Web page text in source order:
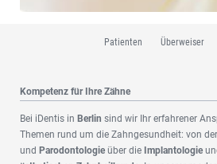
Navigation
Patienten Überweiser
Kompetenz für Ihre Zähne
Bei iDentis in Berlin sind wir Ihr erfahrener
Themen rund um die Zahngesundheit: von
und Parodontologieüber die Implantologie